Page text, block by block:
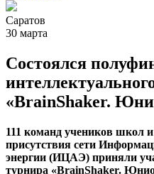
Саратов
30 марта
Состоялся
«BrainShaker.
111 команд учеников школ
присутствия сети
энергии (ИЦАЭ) приняли
турнира «BrainShaker.